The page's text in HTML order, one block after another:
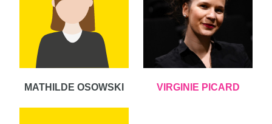
MATHILDE OSOWSKI VIRGINIE PICARD